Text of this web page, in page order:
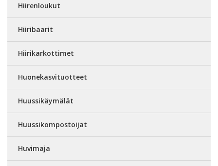
Hiirenloukut
Hiiribaarit
Hiirikarkottimet
Huonekasvituotteet
Huussikäymälät
Huussikompostoijat
Huvimaja